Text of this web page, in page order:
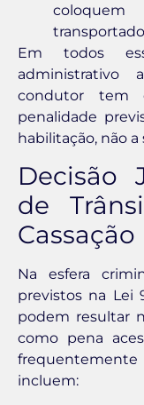
Em todos
condutor tem
penalidade
habilitação, não
Decisão
de
Cassação
Na esfera
previstos na Lei
podem resultar
como pena
frequentemente
incluem: